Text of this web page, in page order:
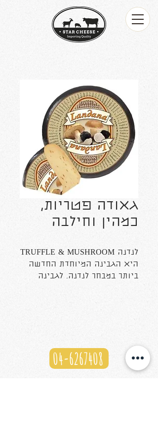
גאודה פטריות,
כמהין וחילבה
לנדנה TRUFFLE & MUSHROOM
היא הגבינה המיוחדת החדשה
ביותר במבחר לנדנה. לגבינה
עם מרכיבים משובחים כמו
MUSHROOM מושלם על לוח
גבינה, על קרקרים או מגורר
במנות פסטה.
04-6267408